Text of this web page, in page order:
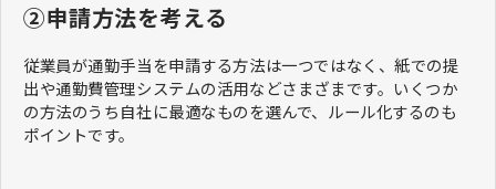
②申請方法を考える
従業員が通勤手当を申請する方法は一つではなく、紙での提
出や通勤費管理システムの活用などさまざまです。いくつか
の方法のうち自社に最適なものを選んで、ルール化するのも
ポイントです。